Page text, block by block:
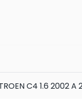
C4 1.6 2002 A